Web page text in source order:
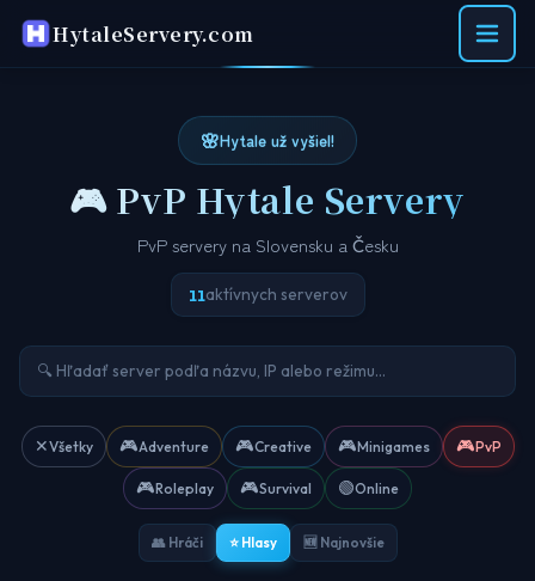
HytaleServery.com
🌸Hytale už vyšiel!
🎮 PvP Hytale Servery
PvP servery na Slovensku a Česku
11aktívnych serverov
✕Všetky 🎮Adventure 🎮Creative 🎮Minigames 🎮PvP
🎮Roleplay 🎮Survival 🟢Online
👥 Hráči ⭐ Hlasy 🆕 Najnovšie